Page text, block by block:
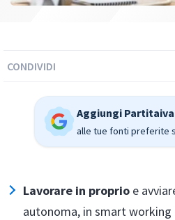
CONDIVIDI
Aggiungi
alle tue fonti preferite
Lavorare in proprio e
autonoma, in smart working